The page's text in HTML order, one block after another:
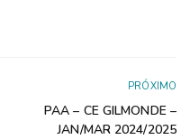
PRÓXIMO
PAA – CE GILMONDE –
JAN/MAR 2024/2025